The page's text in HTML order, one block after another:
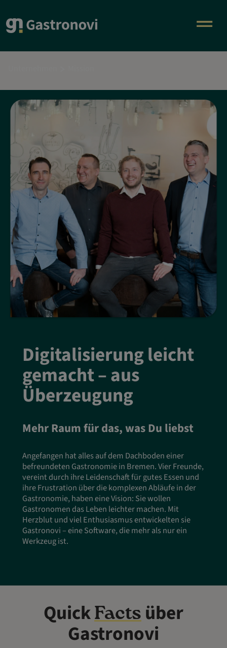
Digitalisierung leicht
gemacht – aus
Überzeugung
Mehr Raum für das, was Du liebst
Angefangen hat alles auf dem Dachboden einer
befreundeten Gastronomie in Bremen. Vier Freunde,
vereint durch ihre Leidenschaft für gutes Essen und
ihre Frustration über die komplexen Abläufe in der
Gastronomie, haben eine Vision: Sie wollen
Gastronomen das Leben leichter machen. Mit
Herzblut und viel Enthusiasmus entwickelten sie
Gastronovi – eine Software, die mehr als nur ein
Werkzeug ist.
QuickFactsüber
Gastronovi